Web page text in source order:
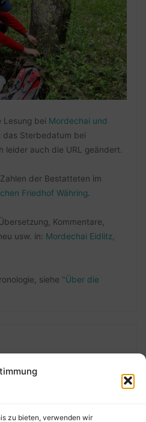
zu bieten, verwenden wir
Lesung bei Mordechai und
das Sterbedatum bei
leider auch die URL geändert.
der Bestatteten im
Friedhof Währing.
Kommentare,
usw. in: Mordechai Eidlitz,
siehe "Über die